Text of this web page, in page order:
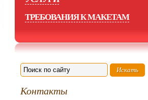
ТРЕБОВАНИЯ К МАКЕТАМ
Контакты